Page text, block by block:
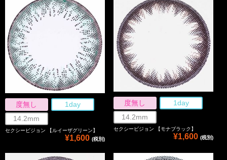
度無し
1day
14.2mm
セクシービジョン 【ルイーザグリーン】
¥1,600 (税別)
度無し
1day
14.2mm
セクシービジョン 【モナブラック】
¥1,600 (税別)